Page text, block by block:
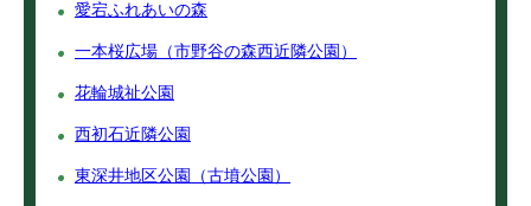
愛宕ふれあいの森
一本桜広場（市野谷の森西近隣公園）
花輪城祉公園
西初石近隣公園
東深井地区公園（古墳公園）